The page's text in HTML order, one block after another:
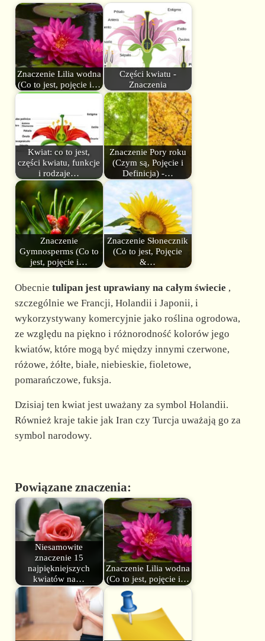
Znaczenie Lilia wodna
(Co to jest, pojęcie i…
Części kwiatu -
Znaczenia
Kwiat: co to jest,
części kwiatu, funkcje
i rodzaje…
Znaczenie Pory roku
(Czym są, Pojęcie i
Definicja) -…
Znaczenie
Gymnosperms (Co to
jest, pojęcie i…
Znaczenie Słonecznik
(Co to jest, Pojęcie
&…
Obecnie tulipan jest uprawiany na całym świecie ,
szczególnie we Francji, Holandii i Japonii, i
wykorzystywany komercyjnie jako roślina ogrodowa,
ze względu na piękno i różnorodność kolorów jego
kwiatów, które mogą być między innymi czerwone,
różowe, żółte, białe, niebieskie, fioletowe,
pomarańczowe, fuksja.
Dzisiaj ten kwiat jest uważany za symbol Holandii.
Również kraje takie jak Iran czy Turcja uważają go za
symbol narodowy.
Powiązane znaczenia:
Niesamowite
znaczenie 15
najpiękniejszych
kwiatów na…
Znaczenie Lilia wodna
(Co to jest, pojęcie i…